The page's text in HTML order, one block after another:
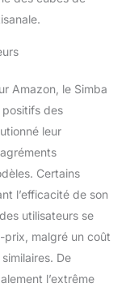
concevoir
a
qu'ils ont
de 50 prix
qu'ils sont
sommeil la
étoiles au
Amazon, le Simba
des
leur
Certains
l’efficacité de son
utilisateurs se
malgré un coût
De
l’extrême